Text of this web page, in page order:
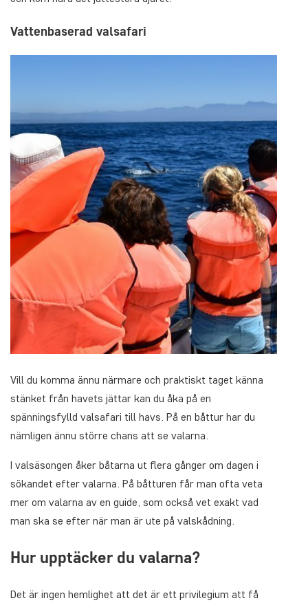
Vattenbaserad valsafari
Vill du komma ännu närmare och praktiskt taget känna
stänket från havets jättar kan du åka på en
spänningsfylld valsafari till havs. På en båttur har du
nämligen ännu större chans att se valarna.
I valsäsongen åker båtarna ut flera gånger om dagen i
sökandet efter valarna. På båtturen får man ofta veta
mer om valarna av en guide, som också vet exakt vad
man ska se efter när man är ute på valskådning.
Hur upptäcker du valarna?
Det är ingen hemlighet att det är ett privilegium att få